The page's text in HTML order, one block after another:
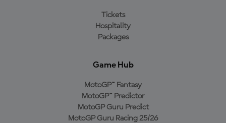
Tickets
Hospitality
Packages
Game Hub
MotoGP™ Fantasy
MotoGP™ Predictor
MotoGP Guru Predict
MotoGP Guru Racing 25/26